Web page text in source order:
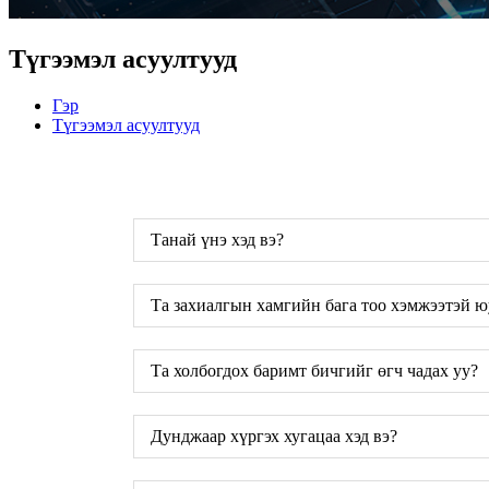
Түгээмэл асуултууд
Гэр
Түгээмэл асуултууд
Танай үнэ хэд вэ?
Та захиалгын хамгийн бага тоо хэмжээтэй
Та холбогдох баримт бичгийг өгч чадах уу?
Дунджаар хүргэх хугацаа хэд вэ?